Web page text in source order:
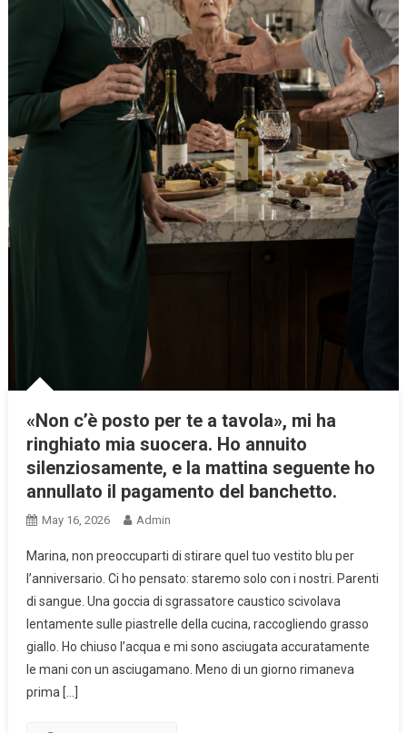
«Non c’è posto per te a tavola», mi ha
ringhiato mia suocera. Ho annuito
silenziosamente, e la mattina seguente ho
annullato il pagamento del banchetto.
May 16, 2026 Admin
Marina, non preoccuparti di stirare quel tuo vestito blu per
l’anniversario. Ci ho pensato: staremo solo con i nostri. Parenti
di sangue. Una goccia di sgrassatore caustico scivolava
lentamente sulle piastrelle della cucina, raccogliendo grasso
giallo. Ho chiuso l’acqua e mi sono asciugata accuratamente
le mani con un asciugamano. Meno di un giorno rimaneva
prima […]